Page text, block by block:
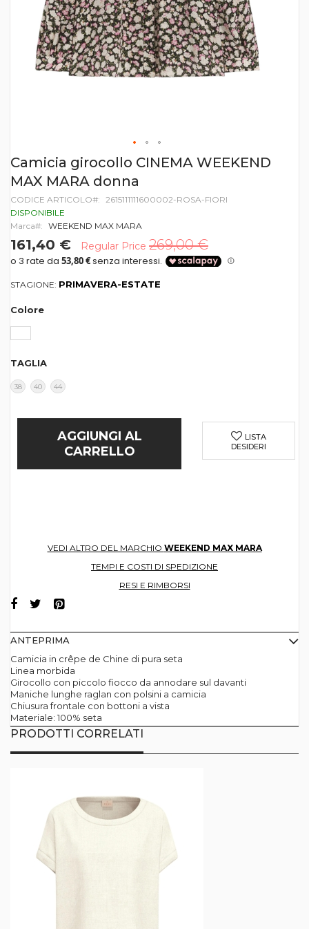
Vai
all'inizio
della
di
immagini
Camicia girocollo CINEMA WEEKEND
MAX MARA donna
CODICE ARTICOLO
2615111111600002-ROSA-FIORI
DISPONIBILE
Marca
WEEKEND MAX MARA
161,40 € Regular Price 269,00 €
STAGIONE: PRIMAVERA-ESTATE
Colore
TAGLIA
38 40 44
AGGIUNGI AL
CARRELLO
LISTA
DESIDERI
VEDI ALTRO DEL MARCHIO WEEKEND MAX MARA
TEMPI E COSTI DI SPEDIZIONE
RESI E RIMBORSI
ANTEPRIMA
Camicia in crêpe de Chine di pura seta
Linea morbida
Girocollo con piccolo fiocco da annodare sul davanti
Maniche lunghe raglan con polsini a camicia
Chiusura frontale con bottoni a vista
Materiale: 100% seta
PRODOTTI CORRELATI